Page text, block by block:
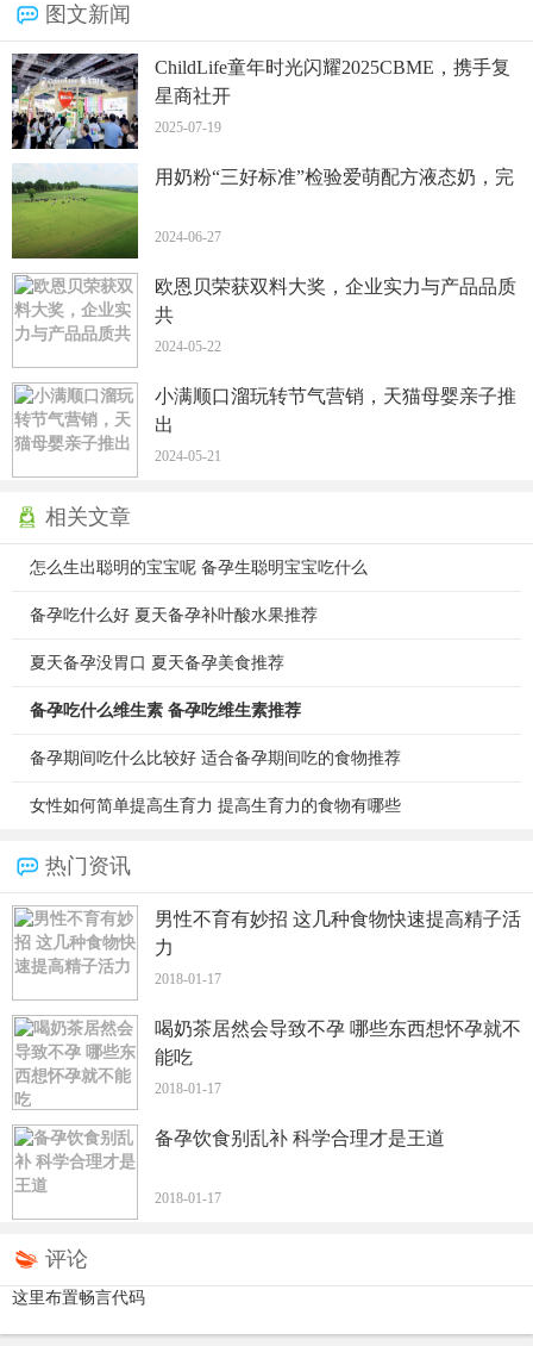
图文新闻
ChildLife童年时光闪耀2025CBME，携手复
星商社开
2025-07-19
用奶粉“三好标准”检验爱萌配方液态奶，完
2024-06-27
欧恩贝荣获双料大奖，企业实力与产品品质
共
2024-05-22
小满顺口溜玩转节气营销，天猫母婴亲子推
出
2024-05-21
相关文章
怎么生出聪明的宝宝呢 备孕生聪明宝宝吃什么
备孕吃什么好 夏天备孕补叶酸水果推荐
夏天备孕没胃口 夏天备孕美食推荐
备孕吃什么维生素 备孕吃维生素推荐
备孕期间吃什么比较好 适合备孕期间吃的食物推荐
女性如何简单提高生育力 提高生育力的食物有哪些
热门资讯
男性不育有妙招 这几种食物快速提高精子活
力
2018-01-17
喝奶茶居然会导致不孕 哪些东西想怀孕就不
能吃
2018-01-17
备孕饮食别乱补 科学合理才是王道
2018-01-17
评论
这里布置畅言代码